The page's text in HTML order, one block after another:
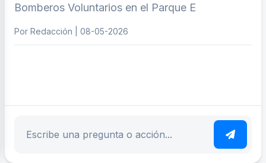
Bomberos Voluntarios en el Parque E
Por Redacción | 08-05-2026
Escribe tu pregunta